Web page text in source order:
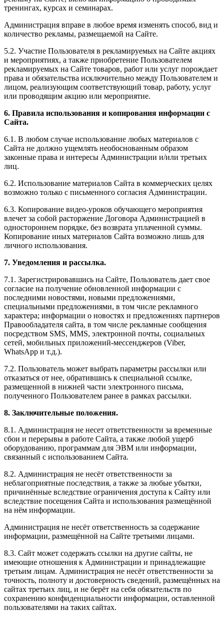
тренингах, курсах и семинарах.
Администрация вправе в любое время изменять способ, вид и
количество рекламы, размещаемой на Сайте.
5.2. Участие Пользователя в рекламируемых на Сайте акциях
и мероприятиях, а также приобретение Пользователем
рекламируемых на Сайте товаров, работ или услуг порождает
права и обязательства исключительно между Пользователем и
лицом, реализующим соответствующий товар, работу, услуг
или проводящим акцию или мероприятие.
6. Правила использования и копирования информации с
Сайта.
6.1. В любом случае использование любых материалов с
Сайта не должно ущемлять необоснованным образом
законные права и интересы Администрации и/или третьих
лиц.
6.2. Использование материалов Сайта в коммерческих целях
возможно только с письменного согласия Администрации.
6.3. Копирование видео-уроков обучающего мероприятия
влечет за собой расторжение Договора Администрацией в
одностороннем порядке, без возврата уплаченной суммы.
Копирование иных материалов Сайта возможно лишь для
личного использования.
7. Уведомления и рассылка.
7.1. Зарегистрировавшись на Сайте, Пользователь дает свое
согласие на получение обновленной информации с
последними новостями, новыми предложениями,
специальными предложениями, в том числе рекламного
характера; информации о новостях и предложениях партнеров
Правообладателя сайта, в том числе рекламные сообщения
посредством SMS, MMS, электронной почты, социальных
сетей, мобильных приложений-мессенджеров (Viber,
WhatsApp и т.д.).
7.2. Пользователь может выбрать параметры рассылки или
отказаться от нее, обратившись к специальной ссылке,
размещенной в нижней части электронного письма,
полученного Пользователем ранее в рамках рассылки.
8. Заключительные положения.
8.1. Администрация не несет ответственности за временные
сбои и перерывы в работе Сайта, а также любой ущерб
оборудованию, программам для ЭВМ или информации,
связанный с использованием Сайта.
8.2. Администрация не несёт ответственности за
неблагоприятные последствия, а также за любые убытки,
причинённые вследствие ограничения доступа к Сайту или
вследствие посещения Сайта и использования размещённой
на нём информации.
Администрация не несёт ответственность за содержание
информации, размещённой на Сайте третьими лицами.
8.3. Сайт может содержать ссылки на другие сайты, не
имеющие отношения к Администрации и принадлежащие
третьим лицам. Администрация не несёт ответственности за
точность, полноту и достоверность сведений, размещённых на
сайтах третьих лиц, и не берёт на себя обязательств по
сохранению конфиденциальности информации, оставленной
пользователями на таких сайтах.